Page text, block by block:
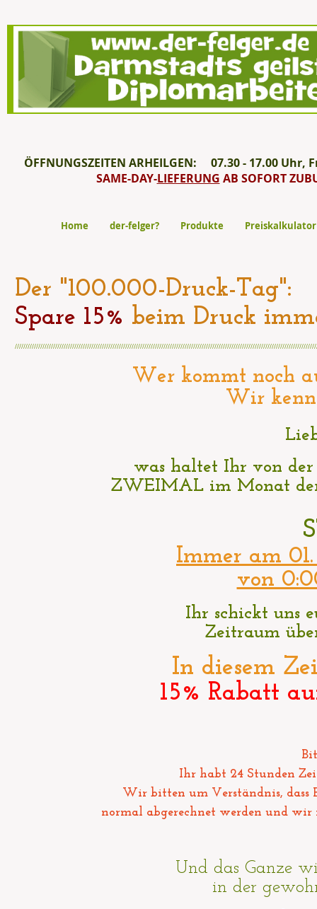
ÖFFNUNGSZEITEN ARHEILGEN: 07.30 - 17.00 Uhr,
SAME-DAY-LIEFERUNG AB SOFORT
Home der-felger? Produkte Preiskalkulator
Der "100.000-Druck-Tag":
Spare 15% beim Druck
Wer kommt noch
Wir
was haltet Ihr von
ZWEIMAL im Monat
Immer am
von
Ihr schickt uns
Zeitraum
In diesem
15% Rabatt
Ihr habt 24 Stunden
Wir bitten um Verständnis, dass
normal abgerechnet werden und
Und das Ganze
in der